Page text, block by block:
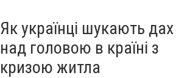
Як українці шукають дах
над головою в країні з
кризою житла